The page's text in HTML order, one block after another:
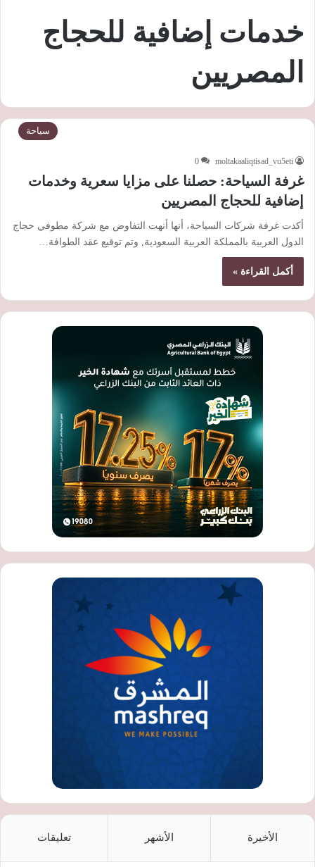
خدمات إضافية للحجاج
المصريين
سياحة
moltakaaliqtisad_vu5eti
0
غرفة السياحة: حصلنا على مزايا سعرية وخدمات
إضافية للحجاج المصريين
أكدت غرفة شركات السياحة، أنها أنهت التفاوض مع شركة مطوفي حجاج
الدول العربية بالمملكة العربية السعودية, وتم توقيع عقد الطوافة…
أكمل القراءة »
الأخيرة الأشهر تعليقات